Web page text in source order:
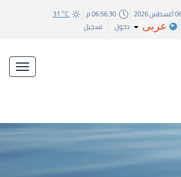
06:56:31 م 31 °C
عربى دخول تسجيل